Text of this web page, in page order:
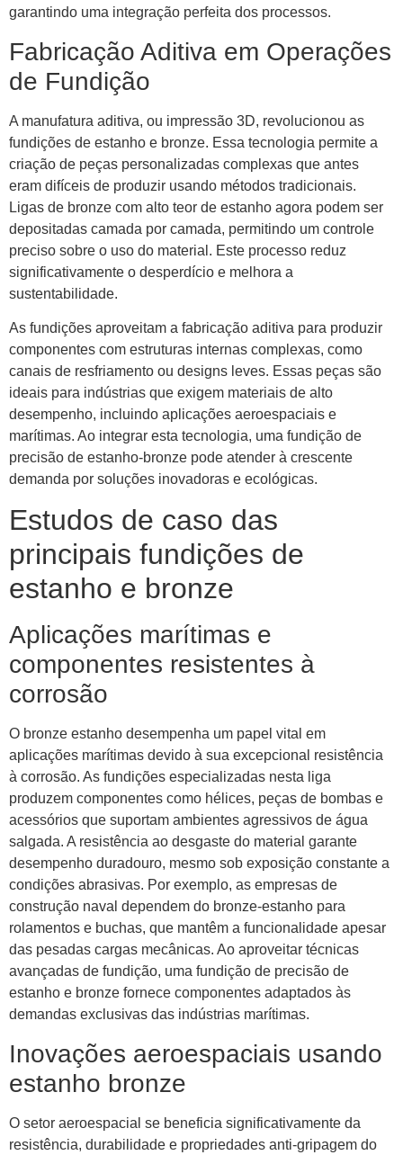
garantindo uma integração perfeita dos processos.
Fabricação Aditiva em Operações
de Fundição
A manufatura aditiva, ou impressão 3D, revolucionou as
fundições de estanho e bronze. Essa tecnologia permite a
criação de peças personalizadas complexas que antes
eram difíceis de produzir usando métodos tradicionais.
Ligas de bronze com alto teor de estanho agora podem ser
depositadas camada por camada, permitindo um controle
preciso sobre o uso do material. Este processo reduz
significativamente o desperdício e melhora a
sustentabilidade.
As fundições aproveitam a fabricação aditiva para produzir
componentes com estruturas internas complexas, como
canais de resfriamento ou designs leves. Essas peças são
ideais para indústrias que exigem materiais de alto
desempenho, incluindo aplicações aeroespaciais e
marítimas. Ao integrar esta tecnologia, uma fundição de
precisão de estanho-bronze pode atender à crescente
demanda por soluções inovadoras e ecológicas.
Estudos de caso das
principais fundições de
estanho e bronze
Aplicações marítimas e
componentes resistentes à
corrosão
O bronze estanho desempenha um papel vital em
aplicações marítimas devido à sua excepcional resistência
à corrosão. As fundições especializadas nesta liga
produzem componentes como hélices, peças de bombas e
acessórios que suportam ambientes agressivos de água
salgada. A resistência ao desgaste do material garante
desempenho duradouro, mesmo sob exposição constante a
condições abrasivas. Por exemplo, as empresas de
construção naval dependem do bronze-estanho para
rolamentos e buchas, que mantêm a funcionalidade apesar
das pesadas cargas mecânicas. Ao aproveitar técnicas
avançadas de fundição, uma fundição de precisão de
estanho e bronze fornece componentes adaptados às
demandas exclusivas das indústrias marítimas.
Inovações aeroespaciais usando
estanho bronze
O setor aeroespacial se beneficia significativamente da
resistência, durabilidade e propriedades anti-gripagem do